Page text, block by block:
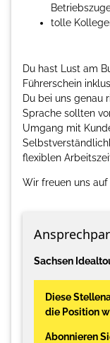
tolle
Du hast Lust am
Führerschein
Du bei uns genau
Sprache sollten
Umgang mit
flexiblen
Wir freuen uns
Sachsen
Diese
die Position
Abonnieren